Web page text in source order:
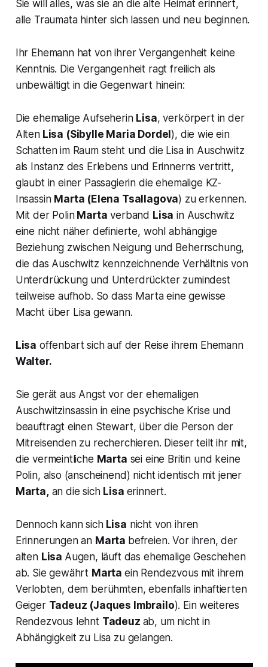
Sie will alles, was sie an die alte Heimat erinnert,
alle Traumata hinter sich lassen und neu beginnen.
Ihr Ehemann hat von ihrer Vergangenheit keine
Kenntnis. Die Vergangenheit ragt freilich als
unbewältigt in die Gegenwart hinein:
Die ehemalige Aufseherin Lisa, verkörpert in der
Alten Lisa (Sibylle Maria Dordel), die wie ein
Schatten im Raum steht und die Lisa in Auschwitz
als Instanz des Erlebens und Erinnerns vertritt,
glaubt in einer Passagierin die ehemalige KZ-
Insassin Marta (Elena Tsallagova) zu erkennen.
Mit der PolinMarta verband Lisa in Auschwitz
eine nicht näher definierte, wohl abhängige
Beziehung zwischen Neigung und Beherrschung,
die das Auschwitz kennzeichnende Verhältnis von
Unterdrückung und Unterdrückter zumindest
teilweise aufhob. So dass Marta eine gewisse
Macht über Lisa gewann.
Lisa offenbart sich auf der Reise ihrem Ehemann
Walter.
Sie gerät aus Angst vor der ehemaligen
Auschwitzinsassin in eine psychische Krise und
beauftragt einen Stewart, über die Person der
Mitreisenden zu recherchieren. Dieser teilt ihr mit,
die vermeintliche Marta sei eine Britin und keine
Polin, also (anscheinend) nicht identisch mit jener
Marta,an die sich Lisa erinnert.
Dennoch kann sichLisa nicht von ihren
Erinnerungen an Marta befreien. Vor ihren, der
alten Lisa Augen, läuft das ehemalige Geschehen
ab. Sie gewährt Marta ein Rendezvous mit ihrem
Verlobten, dem berühmten, ebenfalls inhaftierten
Geiger Tadeuz (Jaques Imbrailo). Ein weiteres
Rendezvous lehnt Tadeuz ab, um nicht in
Abhängigkeit zu Lisa zu gelangen.